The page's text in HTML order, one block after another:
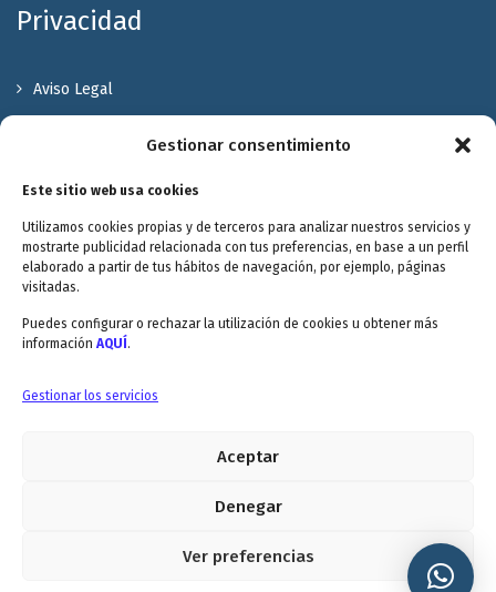
Gestionar consentimiento
Este sitio web usa cookies
Utilizamos cookies propias y de terceros para analizar nuestros servicios y
mostrarte publicidad relacionada con tus preferencias, en base a un perfil
elaborado a partir de tus hábitos de navegación, por ejemplo, páginas
visitadas.
Puedes configurar o rechazar la utilización de cookies u obtener más
información AQUÍ .
Gestionar los servicios
Aceptar
Denegar
Ver preferencias
Privacidad
Aviso Legal
Valóranos
Envitec Murcia: Maquinaria de limpieza industrial
Envitec Valencia: Maquinaria de limpieza industrial